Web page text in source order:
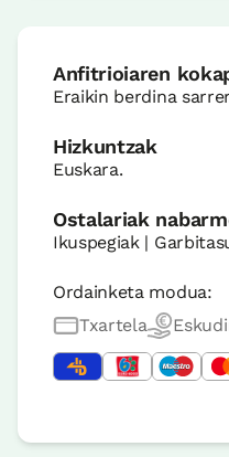
Anfitrioiaren
Eraikin berdina
Hizkuntzak
Euskara.
Ostalariak
Ikuspegiak |
Ordainketa modua:
Txartela